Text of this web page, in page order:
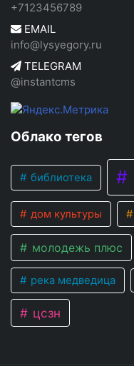
+7123456789
EMAIL
info@lysyegory.ru
TELEGRAM
@instantcms
Облако тегов
библиотека
дом культуры
молодежь плюс
река медведица
цсзн